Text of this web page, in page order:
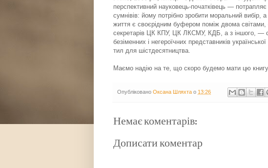
перспективний науковець-початківець —
сумнівів: йому потрібно зробити моральний
життя є своєрідним буфером поміж двома світами,
секретарів ЦК КПУ, ЦК ЛКСМУ, КДБ, а з іншого, —
безіменних і негероїчних представників
тил для шістдесятництва.
Маємо надію на те, що скоро будемо мати цю книгу
Опубліковано Оксана Шляхта о 13:26
Немає коментарів:
Дописати коментар